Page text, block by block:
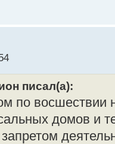
писал(а):
по восшествии
домов и
запретом